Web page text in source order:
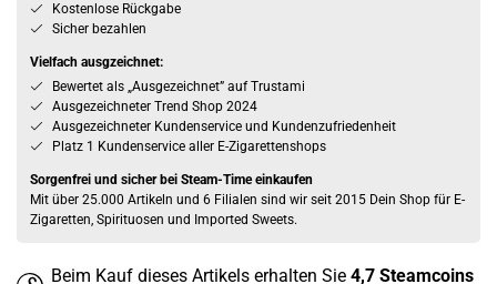
Kostenlose Rückgabe
Sicher bezahlen
Vielfach ausgzeichnet:
Bewertet als „Ausgezeichnet” auf Trustami
Ausgezeichneter Trend Shop 2024
Ausgezeichneter Kundenservice und Kundenzufriedenheit
Platz 1 Kundenservice aller E-Zigarettenshops
Sorgenfrei und sicher bei Steam-Time einkaufen
Mit über 25.000 Artikeln und 6 Filialen sind wir seit 2015 Dein Shop für E-
Zigaretten, Spirituosen und Imported Sweets.
Beim Kauf dieses Artikels erhalten Sie 4,7 Steamcoins